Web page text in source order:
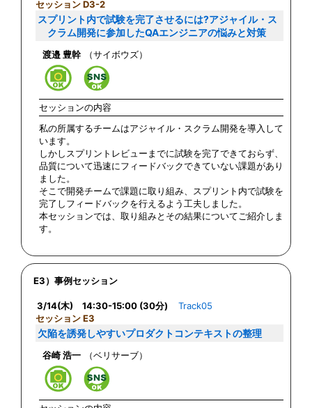
セッション D3-2
スプリント内で試験を完了させるには?アジャイル・ス
クラム開発に参加したQAエンジニアの悩みと対策
渡邉 豊幹 （サイボウズ）
セッションの内容
私の所属するチームはアジャイル・スクラム開発を導入して
います。
しかしスプリントレビューまでに試験を完了できておらず、
品質について迅速にフィードバックできていない課題があり
ました。
そこで開発チームで課題に取り組み、スプリント内で試験を
完了しフィードバックを行えるよう工夫しました。
本セッションでは、取り組みとその結果についてご紹介しま
す。
E3）事例セッション
3/14(木) 14:30-15:00 (30分)
Track05
セッション E3
欠陥を誘発しやすいプロダクトコンテキストの整理
谷崎 浩一 （ベリサーブ）